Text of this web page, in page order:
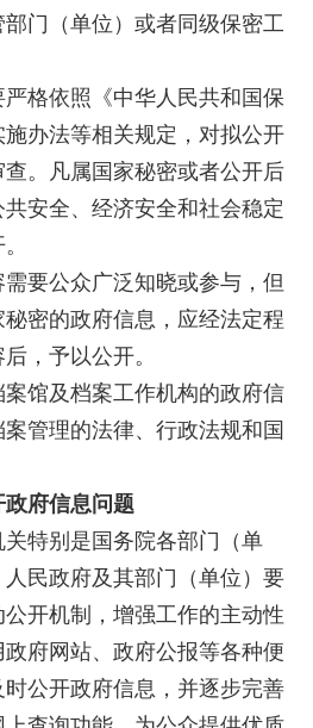
门（单位）或者同级保密工
格依照《中华人民共和国保
办法等相关规定，对拟公开
。凡属国家秘密或者公开后
安全、经济安全和社会稳定
公众广泛知晓或参与，但
密的政府信息，应经法定程
，予以公开。
馆及档案工作机构的政府信
管理的法律、行政法规和国
政府信息问题
特别是国务院各部门（单
民政府及其部门（单位）要
开机制，增强工作的主动性
府网站、政府公报等各种便
公开政府信息，并逐步完善